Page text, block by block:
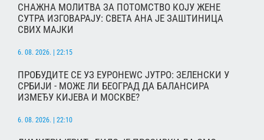
СНАЖНА МОЛИТВА ЗА ПОТОМСТВО КОЈУ ЖЕНЕ
СУТРА ИЗГОВАРАЈУ: СВЕТА АНА ЈЕ ЗАШТИНИЦА
СВИХ МАЈКИ
6. 08. 2026. | 22:15
ПРОБУДИТЕ СЕ УЗ ЕУРОНЕWС ЈУТРО: ЗЕЛЕНСКИ У
СРБИЈИ - МОЖЕ ЛИ БЕОГРАД ДА БАЛАНСИРА
ИЗМЕЂУ КИЈЕВА И МОСКВЕ?
6. 08. 2026. | 22:10